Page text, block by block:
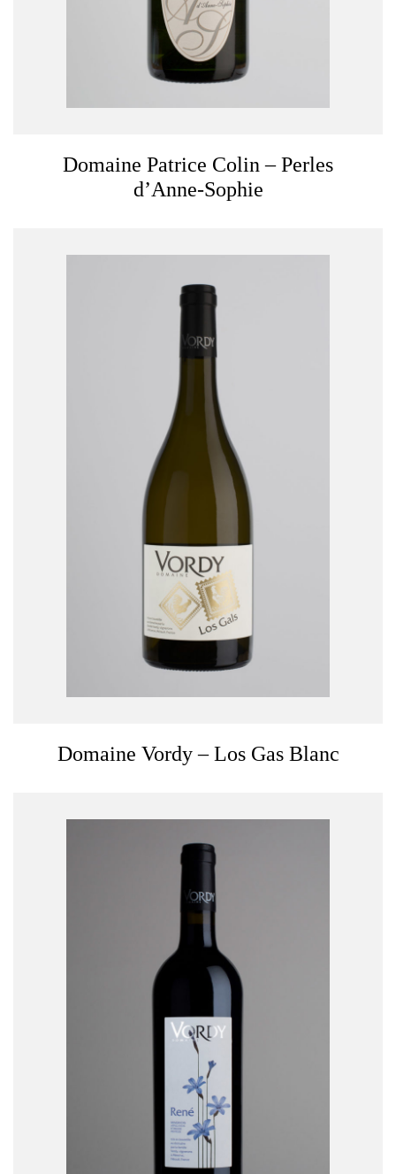
Domaine Patrice Colin – Perles
d’Anne-Sophie
Domaine Vordy – Los Gas Blanc